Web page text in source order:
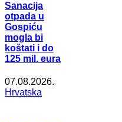
Sanacija
otpada u
Gospiću
mogla bi
koštati i do
125 mil. eura
07.08.2026.
Hrvatska